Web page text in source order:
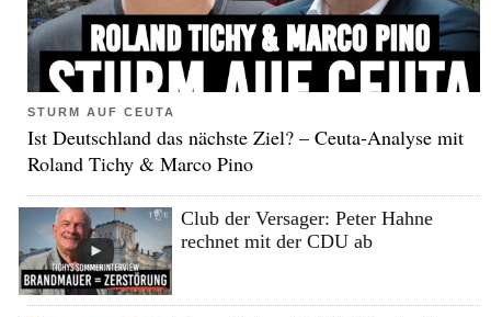
STURM AUF CEUTA
Ist Deutschland das nächste Ziel? – Ceuta-Analyse mit
Roland Tichy & Marco Pino
Club der Versager: Peter Hahne
rechnet mit der CDU ab